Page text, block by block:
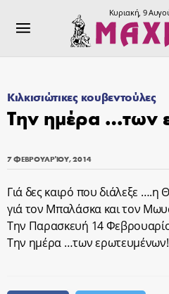
Κυριακή, 9
Κιλκισιώτικες κουβεντούλες
Την ημέρα …των
7 ΦΕΒΡΟΥΑΡΊΟΥ, 2014
Γιά δες καιρό που διάλεξε ….η
γιά τον Μπαλάσκα και τον
Την Παρασκευή 14
Την ημέρα …των ερωτευμένων!